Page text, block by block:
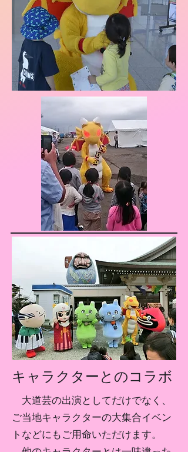
キャラクターとのコラボ
大道芸の出演としてだけでなく、
ご当地キャラクターの大集合イベン
トなどにもご用命いただけます。